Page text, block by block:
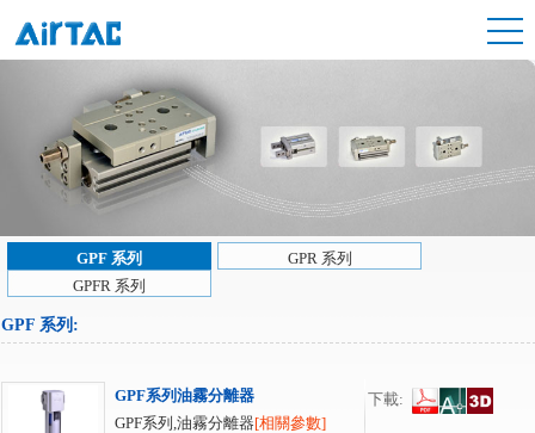
GPF 系列
GPR 系列
GPFR 系列
GPF 系列 :
GPF系列油霧分離器
GPF系列,油霧分離器[相關參數]
下載: